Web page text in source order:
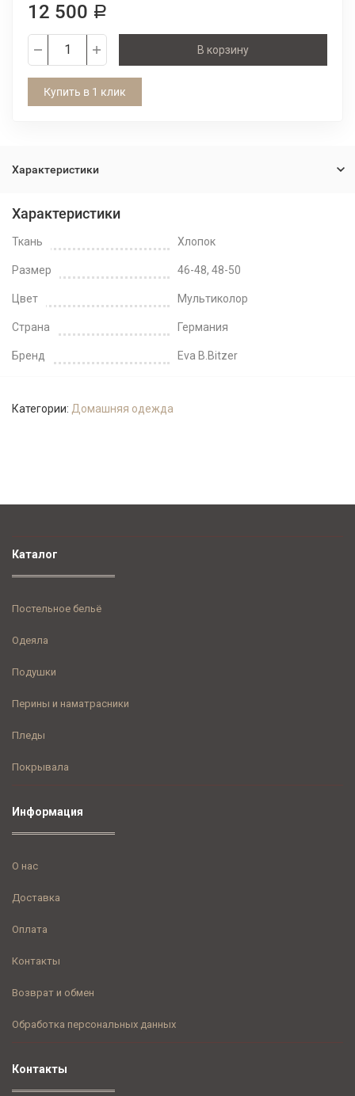
12 500 Р
В корзину
Купить в 1 клик
Характеристики
Характеристики
Ткань Хлопок
Размер 46-48, 48-50
Цвет Мультиколор
Страна Германия
Бренд Eva B.Bitzer
Категории: Домашняя одежда
Контакты
Каталог
Постельное бельё
Одеяла
Подушки
Перины и наматрасники
Пледы
Покрывала
Информация
О нас
Доставка
Оплата
Контакты
Возврат и обмен
Обработка персональных данных